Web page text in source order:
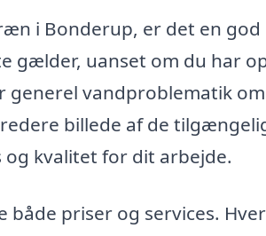
i Bonderup, er det en god
gælder, uanset om du har
vandproblematik
billede af de
og kvalitet for dit arbejde.
priser og services. Hver